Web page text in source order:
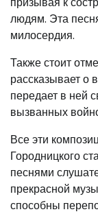
людям. Эта
милосердия.
Также стоит
рассказывает о
передает в ней
вызванных
Все эти
Городницкого
песнями
прекрасной
способны